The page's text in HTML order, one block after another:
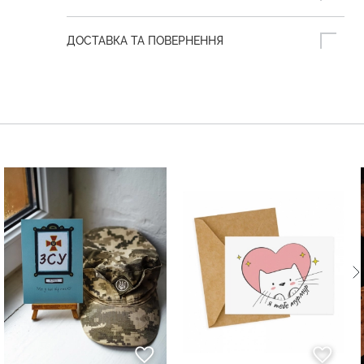
ДОСТАВКА ТА ПОВЕРНЕННЯ